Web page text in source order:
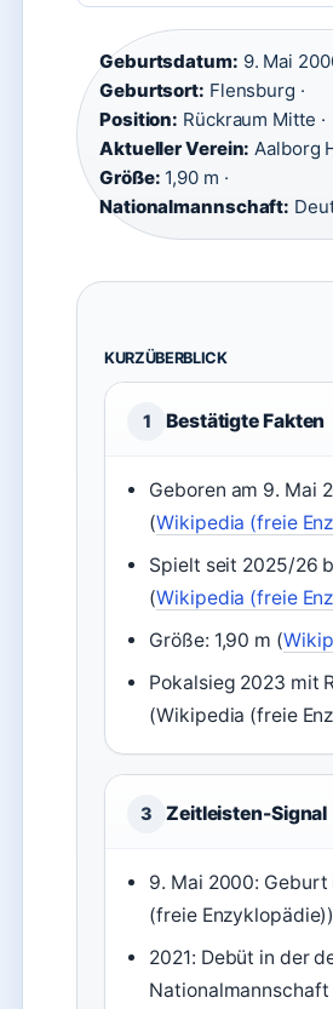
Geburtsdatum: 9. Mai
Geburtsort: Flensburg ·
Position: Rückraum Mitte ·
Aktueller Verein: Aalborg
Größe: 1,90 m ·
Nationalmannschaft:
KURZÜBERBLICK
1 Bestätigte Fakten
Geboren am 9. Mai
(Wikipedia (freie
Spielt seit 2025/26
(Wikipedia (freie
Größe: 1,90 m (
Pokalsieg 2023 mit
(Wikipedia (freie
3 Zeitleisten-Signal
9. Mai 2000:
(freie Enzyklopädie))
2021: Debüt in der